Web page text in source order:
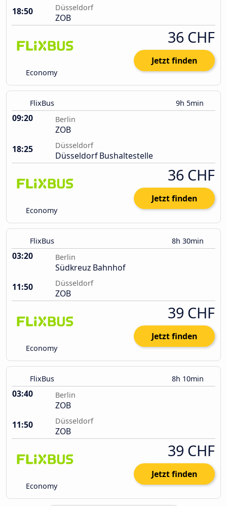
18:50
Düsseldorf
ZOB
Economy
36 CHF
Jetzt finden
FlixBus 9h 5min
09:20 Berlin
ZOB
18:25
Düsseldorf
Düsseldorf Bushaltestelle
Economy
36 CHF
Jetzt finden
FlixBus 8h 30min
03:20 Berlin
Südkreuz Bahnhof
11:50
Düsseldorf
ZOB
Economy
39 CHF
Jetzt finden
FlixBus 8h 10min
03:40 Berlin
ZOB
11:50
Düsseldorf
ZOB
Economy
39 CHF
Jetzt finden